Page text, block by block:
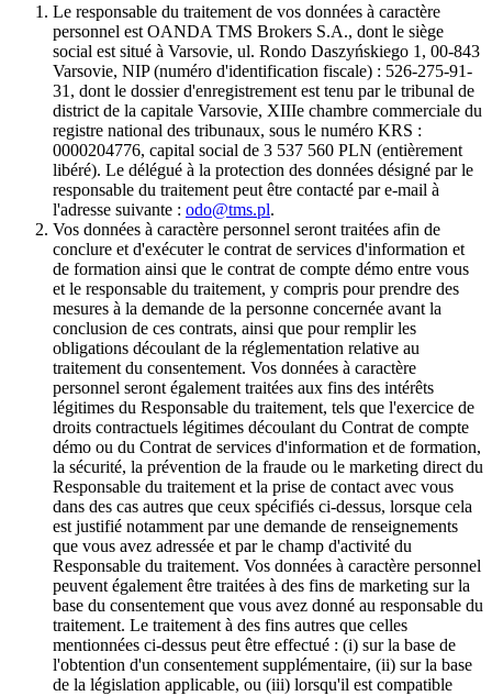
Le responsable du traitement de vos données à caractère
personnel est OANDA TMS Brokers S.A., dont le siège
social est situé à Varsovie, ul. Rondo Daszyńskiego 1, 00-843
Varsovie, NIP (numéro d'identification fiscale) : 526-275-91-
31, dont le dossier d'enregistrement est tenu par le tribunal de
district de la capitale Varsovie, XIIIe chambre commerciale du
registre national des tribunaux, sous le numéro KRS :
0000204776, capital social de 3 537 560 PLN (entièrement
libéré). Le délégué à la protection des données désigné par le
responsable du traitement peut être contacté par e-mail à
l'adresse suivante : odo@tms.pl.
Vos données à caractère personnel seront traitées afin de
conclure et d'exécuter le contrat de services d'information et
de formation ainsi que le contrat de compte démo entre vous
et le responsable du traitement, y compris pour prendre des
mesures à la demande de la personne concernée avant la
conclusion de ces contrats, ainsi que pour remplir les
obligations découlant de la réglementation relative au
traitement du consentement. Vos données à caractère
personnel seront également traitées aux fins des intérêts
légitimes du Responsable du traitement, tels que l'exercice de
droits contractuels légitimes découlant du Contrat de compte
démo ou du Contrat de services d'information et de formation,
la sécurité, la prévention de la fraude ou le marketing direct du
Responsable du traitement et la prise de contact avec vous
dans des cas autres que ceux spécifiés ci-dessus, lorsque cela
est justifié notamment par une demande de renseignements
que vous avez adressée et par le champ d'activité du
Responsable du traitement. Vos données à caractère personnel
peuvent également être traitées à des fins de marketing sur la
base du consentement que vous avez donné au responsable du
traitement. Le traitement à des fins autres que celles
mentionnées ci-dessus peut être effectué : (i) sur la base de
l'obtention d'un consentement supplémentaire, (ii) sur la base
de la législation applicable, ou (iii) lorsqu'il est compatible